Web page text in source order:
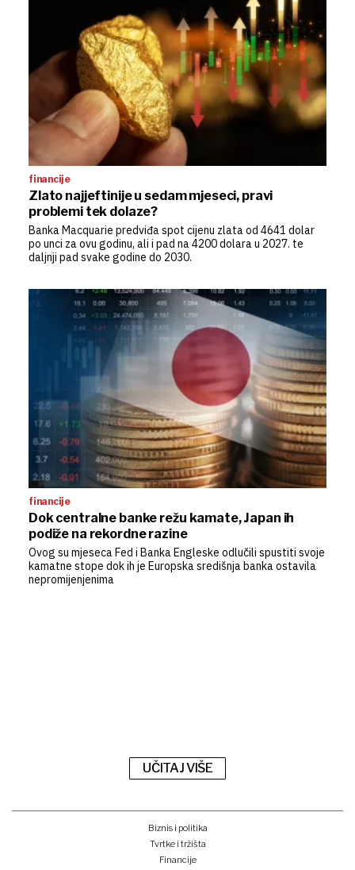
financije
Zlato najjeftinije u sedam mjeseci, pravi
problemi tek dolaze?
Banka Macquarie predviđa spot cijenu zlata od 4641 dolar
po unci za ovu godinu, ali i pad na 4200 dolara u 2027. te
daljnji pad svake godine do 2030.
financije
Dok centralne banke režu kamate, Japan ih
podiže na rekordne razine
Ovog su mjeseca Fed i Banka Engleske odlučili spustiti svoje
kamatne stope dok ih je Europska središnja banka ostavila
nepromijenjenima
UČITAJ VIŠE
Biznis i politika
Tvrtke i tržišta
Financije